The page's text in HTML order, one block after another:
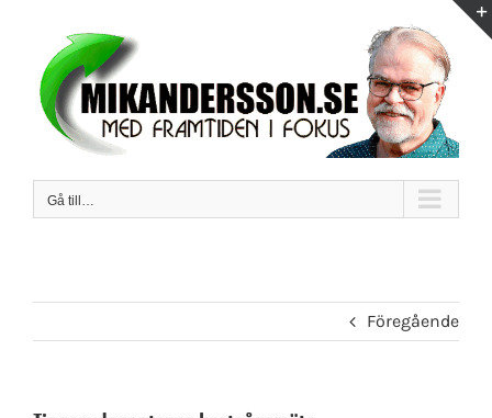
innehållet
Gå till…
Föregående